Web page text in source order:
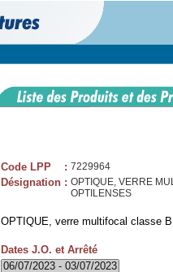
Code LPP : 7229964
Désignation : OPTIQUE, VERRE
OPTILENSES
OPTIQUE, verre multifocal classe
Dates J.O. et Arrêté